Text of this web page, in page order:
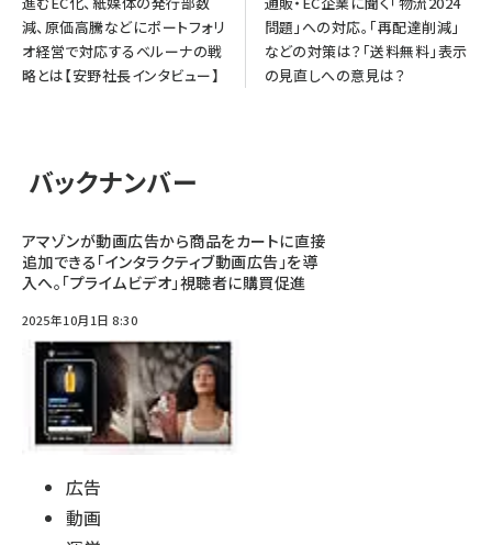
減、原価高騰などにポートフォリ
オ経営で対応するベルーナの戦
略とは【安野社長インタビュー】
問題」への対応。「再配達削減」
などの対策は？「送料無料」表示
の見直しへの意見は？
バックナンバー
アマゾンが動画広告から商品をカートに直接
追加できる「インタラクティブ動画広告」を導
入へ。「プライムビデオ」視聴者に購買促進
2025年10月1日 8:30
広告
動画